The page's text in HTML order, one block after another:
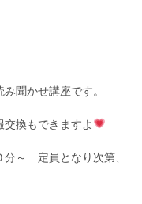
聞かせ講座です。
換もできますよ
～ 定員となり次第、